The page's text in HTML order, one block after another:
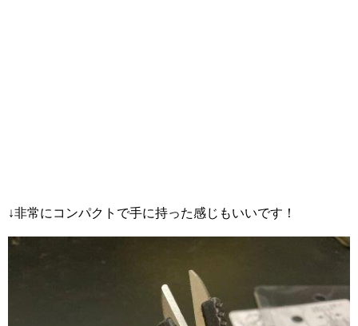
↓非常にコンパクトで手に持った感じもいいです！